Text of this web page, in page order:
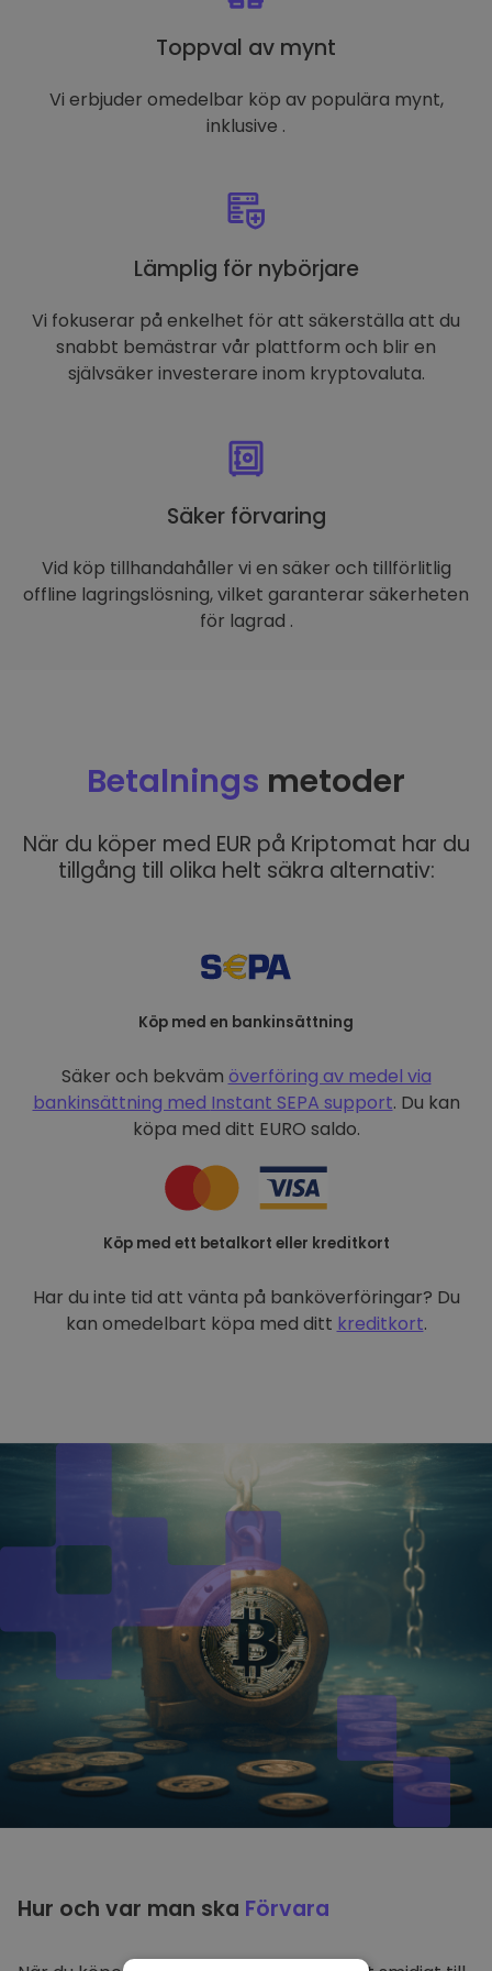
Toppval av mynt
Vi erbjuder omedelbar köp av populära mynt,
inklusive .
Lämplig för nybörjare
Vi fokuserar på enkelhet för att säkerställa att du
snabbt bemästrar vår plattform och blir en
självsäker investerare inom kryptovaluta.
Säker förvaring
Vid köp tillhandahåller vi en säker och tillförlitlig
offline lagringslösning, vilket garanterar säkerheten
för lagrad .
Betalnings metoder
När du köper med EUR på Kriptomat har du
tillgång till olika helt säkra alternativ:
Köp med en bankinsättning
Säker och bekväm överföring av medel via
bankinsättning med Instant SEPA support. Du kan
köpa med ditt EURO saldo.
Köp med ett betalkort eller kreditkort
Har du inte tid att vänta på banköverföringar? Du
kan omedelbart köpa med ditt kreditkort.
Hur och var man ska Förvara